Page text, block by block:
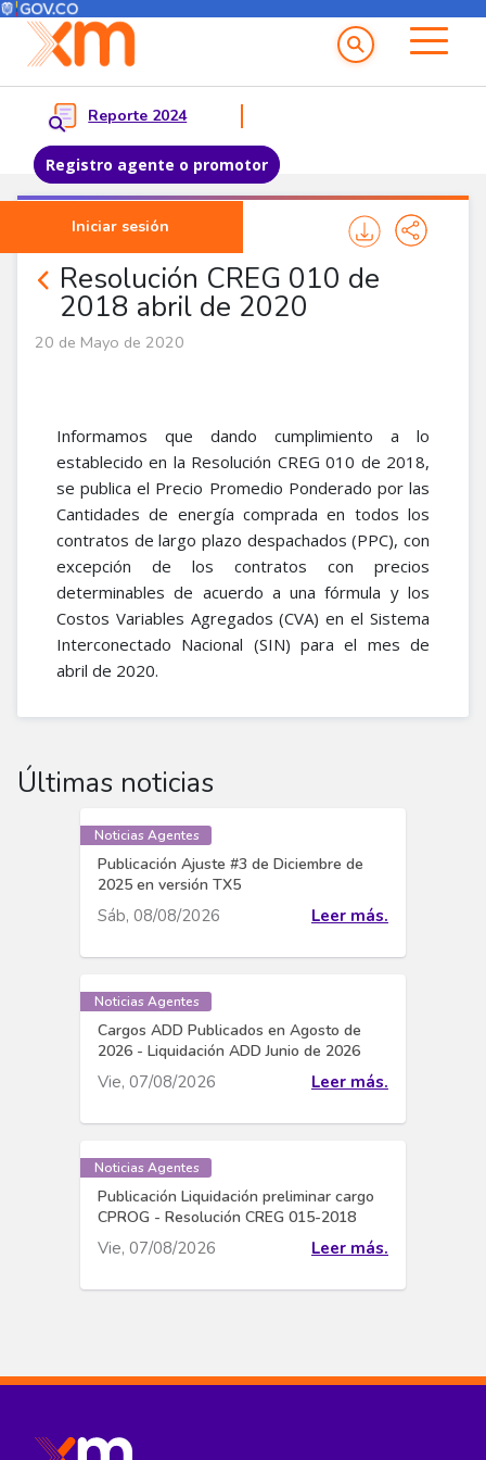
Pasar al contenido principal
Menú del Usuario
Reporte 2024
Registro agente o promotor
Iniciar sesión
Menu principal
Resolución CREG 010 de
2018 abril de 2020
Noticias Agentes
20 de Mayo de 2020
Informamos que dando cumplimiento a lo
establecido en la Resolución CREG 010 de 2018,
se publica el Precio Promedio Ponderado por las
Cantidades de energía comprada en todos los
contratos de largo plazo despachados (PPC), con
excepción de los contratos con precios
determinables de acuerdo a una fórmula y los
Costos Variables Agregados (CVA) en el Sistema
Interconectado Nacional (SIN) para el mes de
abril de 2020.​
Últimas noticias
Noticias Agentes
Publicación Ajuste #3 de Diciembre de
2025 en versión TX5
Sáb, 08/08/2026 Leer más.
Noticias Agentes
Cargos ADD Publicados en Agosto de
2026 - Liquidación ADD Junio de 2026
Vie, 07/08/2026 Leer más.
Noticias Agentes
Publicación Liquidación preliminar cargo
CPROG - Resolución CREG 015-2018
Vie, 07/08/2026 Leer más.